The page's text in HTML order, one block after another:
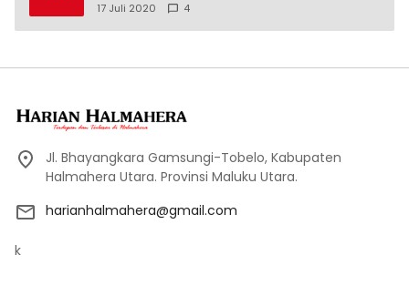
17 Juli 2020 4
Jl. Bhayangkara Gamsungi-Tobelo, Kabupaten
Halmahera Utara. Provinsi Maluku Utara.
harianhalmahera@gmail.com
k